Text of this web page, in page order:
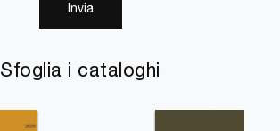
Sfoglia i cataloghi
Invia